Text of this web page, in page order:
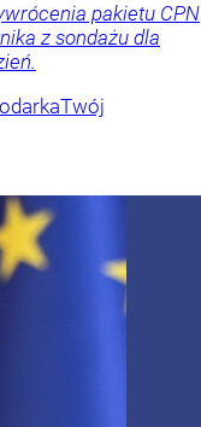
pakietu CPN
z sondażu dla
Twój